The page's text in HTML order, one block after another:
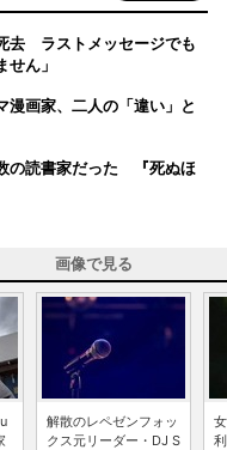
去 ラストメッセージでも
ん」
画家、二人の「違い」と
の読書家だった 『死ぬほ
画像で見る
解散のレペゼンフォッ
クス元リーダー・DJ S